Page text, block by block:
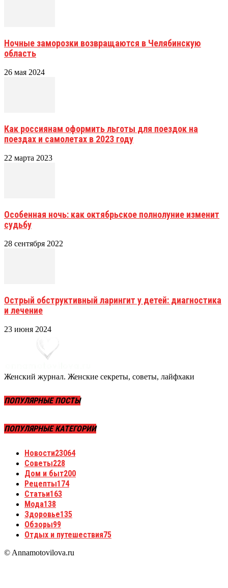
Ночные заморозки возвращаются в Челябинскую
область
26 мая 2024
Как россиянам оформить льготы для поездок на
поездах и самолетах в 2023 году
22 марта 2023
Особенная ночь: как октябрьское полнолуние изменит
судьбу
28 сентября 2022
Острый обструктивный ларингит у детей: диагностика
и лечение
23 июня 2024
Женский журнал. Женские секреты, советы, лайфхаки
ПОПУЛЯРНЫЕ ПОСТЫ
ПОПУЛЯРНЫЕ КАТЕГОРИИ
Новости23064
Советы228
Дом и быт200
Рецепты174
Статьи163
Мода138
Здоровье135
Обзоры99
Отдых и путешествия75
© Annamotovilova.ru